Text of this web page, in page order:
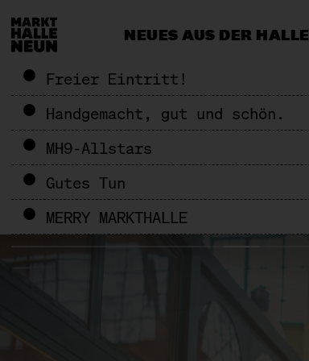
NEUES AUS DER HALLE
Freier Eintritt!
Handgemacht, gut und schön.
MH9-Allstars
Gutes Tun
MERRY MARKTHALLE